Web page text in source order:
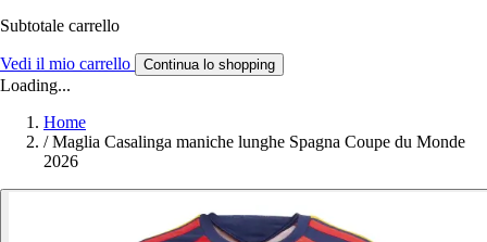
Subtotale carrello
Vedi il mio carrello Continua lo shopping
Loading...
Home
/ Maglia Casalinga maniche lunghe Spagna Coupe du Monde
2026